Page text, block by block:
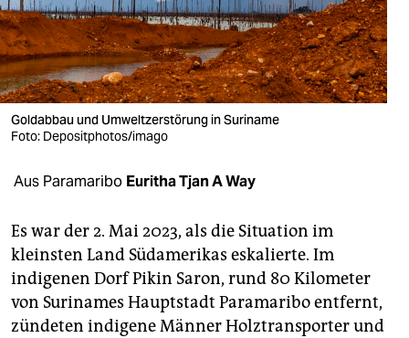
verlag
verlag
veranstaltungen
shop
unterstützen
abo
genossenschaft
epaper login
Goldabbau und Umweltzerstörung in Suriname
Foto: Depositphotos/imago
Aus Paramaribo Euritha Tjan A Way
Es war der 2. Mai 2023, als die Situation im
kleinsten Land Südamerikas eskalierte. Im
indigenen Dorf Pikin Saron, rund 80 Kilometer
von Surinames Hauptstadt Paramaribo entfernt,
zündeten indigene Männer Holztransporter und